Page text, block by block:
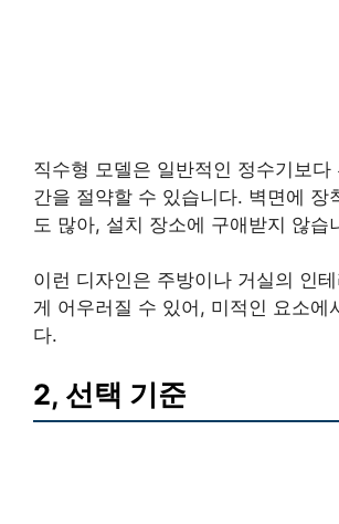
직수형 모델은 일반적인 정수기보다
간을 절약할 수 있습니다. 벽면에 장
도 많아, 설치 장소에 구애받지 않습
이런 디자인은 주방이나 거실의 인
게 어우러질 수 있어, 미적인 요소에
다.
2, 선택 기준